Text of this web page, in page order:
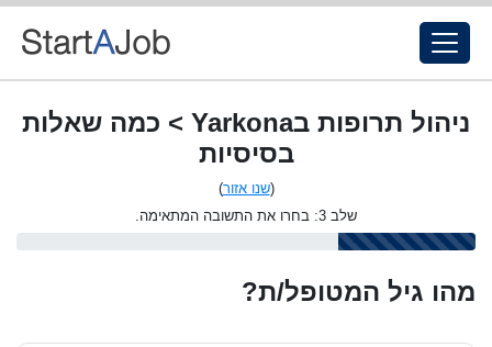
ניהול תרופות בYarkona > כמה שאלות
בסיסיות
(שנו אזור)
שלב 3: בחרו את התשובה המתאימה.
מהו גיל המטופל/ת?